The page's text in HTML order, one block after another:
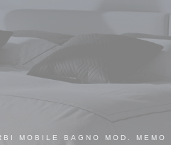
MOBILE BAGNO MOD. MEMO